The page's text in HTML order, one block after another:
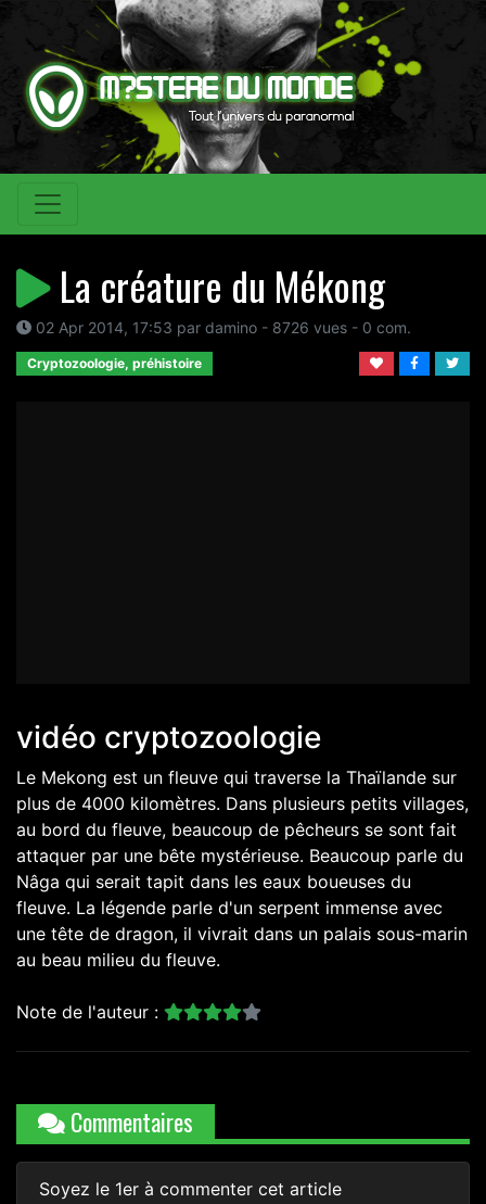
La créature du Mékong
02 Apr 2014, 17:53 par damino - 8726 vues - 0 com.
Cryptozoologie, préhistoire
vidéo cryptozoologie
Le Mekong est un fleuve qui traverse la Thaïlande sur
plus de 4000 kilomètres. Dans plusieurs petits villages,
au bord du fleuve, beaucoup de pêcheurs se sont fait
attaquer par une bête mystérieuse. Beaucoup parle du
Nâga qui serait tapit dans les eaux boueuses du
fleuve. La légende parle d'un serpent immense avec
une tête de dragon, il vivrait dans un palais sous-marin
au beau milieu du fleuve.
Note de l'auteur :
Commentaires
Soyez le 1er à commenter cet article